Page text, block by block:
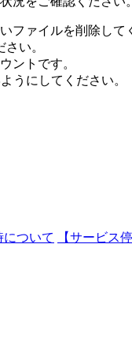
ファイルを削除して
い。
ントです。
にしてください。
について 【サービス